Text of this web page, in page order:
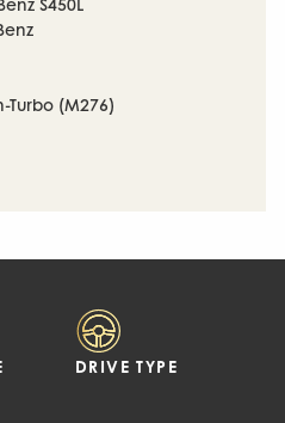
Turbo (M276)
DRIVE TYPE